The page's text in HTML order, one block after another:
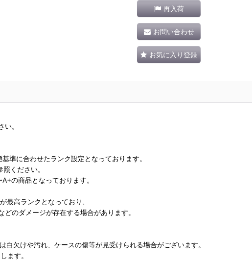
再入荷
お問い合わせ
お気に入り登録
。
準に合わせたランク設定となっております。
ください。
の商品となっております。
最高ランクとなっており、
のダメージが存在する場合があります。
白欠けや汚れ、ケースの傷等が見受けられる場合がございます。
ます。